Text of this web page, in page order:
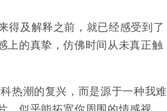
得及解释之前，就已经感受到了
的真挚，仿佛时间从未真正触
热潮的复兴，而是源于一种我难